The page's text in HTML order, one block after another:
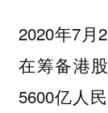
2020年7月
在筹备港
5600亿人